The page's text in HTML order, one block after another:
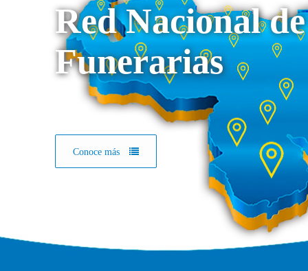
Red Nacional de
Funerarias
Conoce más